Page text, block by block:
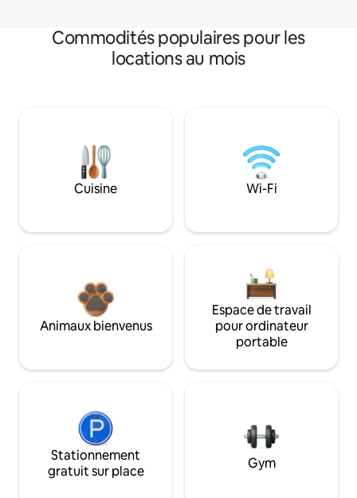
Commodités populaires pour les
locations au mois
Cuisine Wi-Fi
Animaux bienvenus
Espace de travail
pour ordinateur
portable
Stationnement
gratuit sur place
Gym